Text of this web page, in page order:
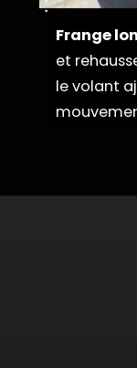
Frange
et
le volant
Frange
et
le volant